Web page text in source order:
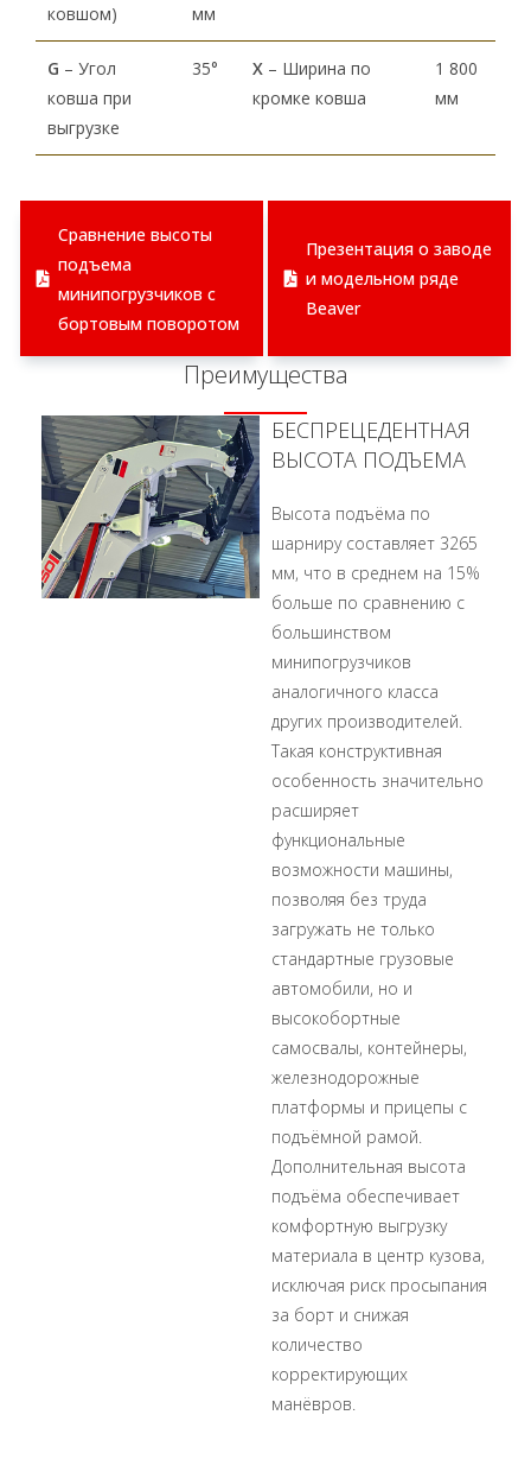
ковшом)
мм
G – Угол
ковша при
выгрузке
35° X – Ширина по
кромке ковша
1 800
мм
Сравнение высоты
подъема
минипогрузчиков с
бортовым поворотом
Презентация о заводе
и модельном ряде
Beaver
Преимущества
БЕСПРЕЦЕДЕНТНАЯ
ВЫСОТА ПОДЪЕМА
Высота подъёма по
шарниру составляет 3265
мм, что в среднем на 15%
больше по сравнению с
большинством
минипогрузчиков
аналогичного класса
других производителей.
Такая конструктивная
особенность значительно
расширяет
функциональные
возможности машины,
позволяя без труда
загружать не только
стандартные грузовые
автомобили, но и
высокобортные
самосвалы, контейнеры,
железнодорожные
платформы и прицепы с
подъёмной рамой.
Дополнительная высота
подъёма обеспечивает
комфортную выгрузку
материала в центр кузова,
исключая риск просыпания
за борт и снижая
количество
корректирующих
манёвров.